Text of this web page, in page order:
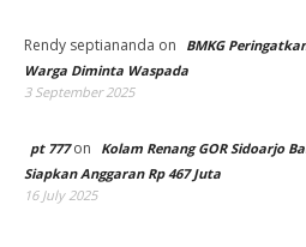
Rendy septiananda on
BMKG
Warga Diminta Waspada
3 September 2025
pt 777on
Kolam Renang GOR Sidoarjo
Siapkan Anggaran Rp 467 Juta
16 July 2025